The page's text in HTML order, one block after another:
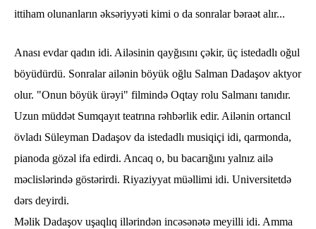
ittiham olunanların əksəriyyəti kimi o da sonralar bəraət alır...
Anası evdar qadın idi. Ailəsinin qayğısını çəkir, üç istedadlı oğul
böyüdürdü. Sonralar ailənin böyük oğlu Salman Dadaşov aktyor
olur. "Onun böyük ürəyi" filmində Oqtay rolu Salmanı tanıdır.
Uzun müddət Sumqayıt teatrına rəhbərlik edir. Ailənin ortancıl
övladı Süleyman Dadaşov da istedadlı musiqiçi idi, qarmonda,
pianoda gözəl ifa edirdi. Ancaq o, bu bacarığını yalnız ailə
məclislərində göstərirdi. Riyaziyyat müəllimi idi. Universitetdə
dərs deyirdi.
Məlik Dadaşov uşaqlıq illərindən incəsənətə meyilli idi. Amma